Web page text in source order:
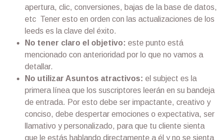
apertura, clic, conversiones, bajas de la base de datos,
etc Tener esto en orden con las actualizaciones de los
leeds es la clave del éxito.
No tener claro el objetivo: este punto está
mencionado con anterioridad por lo que no vamos a
detallar.
No utilizar Asuntos atractivos: el subject es la
primera línea que los suscriptores leerán en su bandeja
de entrada. Por esto debe ser impactante, creativo y
conciso, debe despertar emociones o expectativa, ser
llamativo y personalizado, para que tu cliente sienta
que le estás hablando directamente a él y no se sienta